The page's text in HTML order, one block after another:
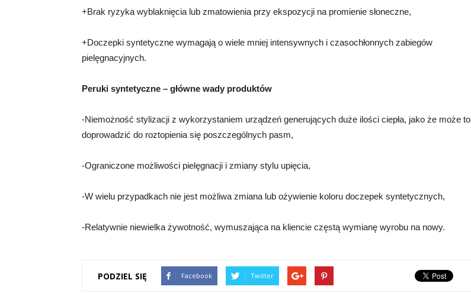
+Brak ryzyka wyblaknięcia lub zmatowienia przy ekspozycji na promienie słoneczne,
+Doczepki syntetyczne wymagają o wiele mniej intensywnych i czasochłonnych zabiegów
pielęgnacyjnych.
Peruki syntetyczne – główne wady produktów
-Niemożność stylizacji z wykorzystaniem urządzeń generujących duże ilości ciepła, jako że może to
doprowadzić do roztopienia się poszczególnych pasm,
-Ograniczone możliwości pielęgnacji i zmiany stylu upięcia,
-W wielu przypadkach nie jest możliwa zmiana lub ożywienie koloru doczepek syntetycznych,
-Relatywnie niewielka żywotność, wymuszająca na kliencie częstą wymianę wyrobu na nowy.
PODZIEL SIĘ Facebook Twitter